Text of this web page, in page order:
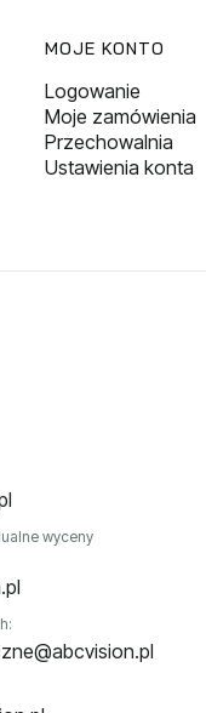
MOJE KONTO
Logowanie
Moje zamówienia
Przechowalnia
Ustawienia konta
wyceny